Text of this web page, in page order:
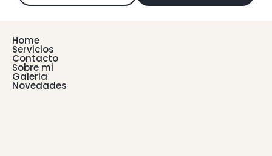
Home
Servicios
Contacto
Sobre mi
Galeria
Novedades